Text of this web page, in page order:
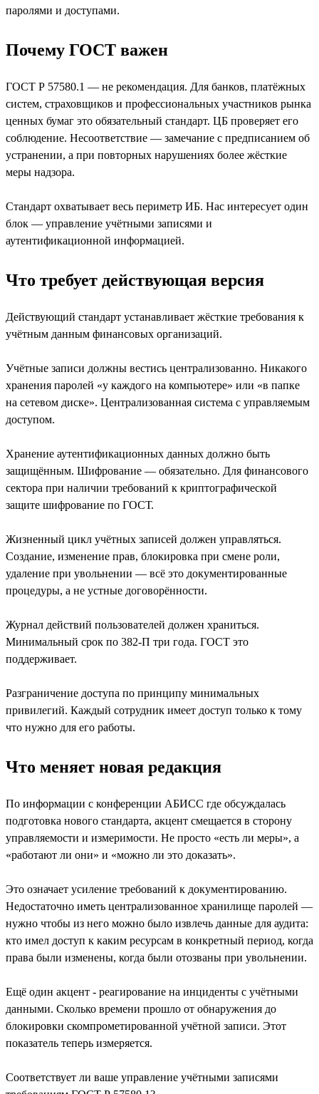
паролями и доступами.
Почему ГОСТ важен
ГОСТ Р 57580.1 — не рекомендация. Для банков, платёжных
систем, страховщиков и профессиональных участников рынка
ценных бумаг это обязательный стандарт. ЦБ проверяет его
соблюдение. Несоответствие — замечание с предписанием об
устранении, а при повторных нарушениях более жёсткие
меры надзора.
Стандарт охватывает весь периметр ИБ. Нас интересует один
блок — управление учётными записями и
аутентификационной информацией.
Что требует действующая версия
Действующий стандарт устанавливает жёсткие требования к
учётным данным финансовых организаций.
Учётные записи должны вестись централизованно. Никакого
хранения паролей «у каждого на компьютере» или «в папке
на сетевом диске». Централизованная система с управляемым
доступом.
Хранение аутентификационных данных должно быть
защищённым. Шифрование — обязательно. Для финансового
сектора при наличии требований к криптографической
защите шифрование по ГОСТ.
Жизненный цикл учётных записей должен управляться.
Создание, изменение прав, блокировка при смене роли,
удаление при увольнении — всё это документированные
процедуры, а не устные договорённости.
Журнал действий пользователей должен храниться.
Минимальный срок по 382-П три года. ГОСТ это
поддерживает.
Разграничение доступа по принципу минимальных
привилегий. Каждый сотрудник имеет доступ только к тому
что нужно для его работы.
Что меняет новая редакция
По информации с конференции АБИСС где обсуждалась
подготовка нового стандарта, акцент смещается в сторону
управляемости и измеримости. Не просто «есть ли меры», а
«работают ли они» и «можно ли это доказать».
Это означает усиление требований к документированию.
Недостаточно иметь централизованное хранилище паролей —
нужно чтобы из него можно было извлечь данные для аудита:
кто имел доступ к каким ресурсам в конкретный период, когда
права были изменены, когда были отозваны при увольнении.
Ещё один акцент - реагирование на инциденты с учётными
данными. Сколько времени прошло от обнаружения до
блокировки скомпрометированной учётной записи. Этот
показатель теперь измеряется.
Соответствует ли ваше управление учётными записями